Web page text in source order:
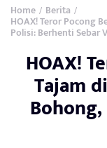
Home / Berita /
HOAX! Teror Pocong
Polisi: Berhenti Sebar
HOAX!
Tajam